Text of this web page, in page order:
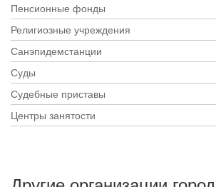
Пенсионные фонды
Религиозные учреждения
Санэпидемстанции
Суды
Судебные приставы
Центры занятости